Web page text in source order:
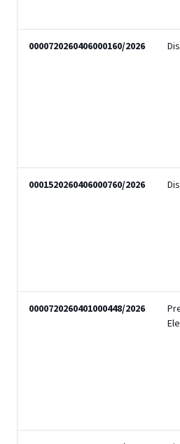
0000720260406000160/2026
0001520260406000760/2026
0000720260401000448/2026